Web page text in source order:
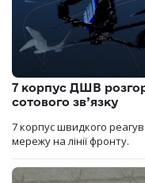
7 корпус ДШВ
сотового зв’язку
7 корпус швидкого
мережу на лінії фронту.